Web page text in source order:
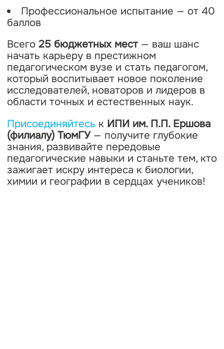
Профессиональное испытание — от 40
баллов
Всего 25 бюджетных мест— ваш шанс
начать карьеру в престижном
педагогическом вузе и стать педагогом,
который воспитывает новое поколение
исследователей, новаторов и лидеров в
области точных и естественных наук.
Присоединяйтесь к ИПИ им. П.П. Ершова
(филиалу) ТюмГУ— получите глубокие
знания, развивайте передовые
педагогические навыки и станьте тем, кто
зажигает искру интереса к биологии,
химии и географии в сердцах учеников!